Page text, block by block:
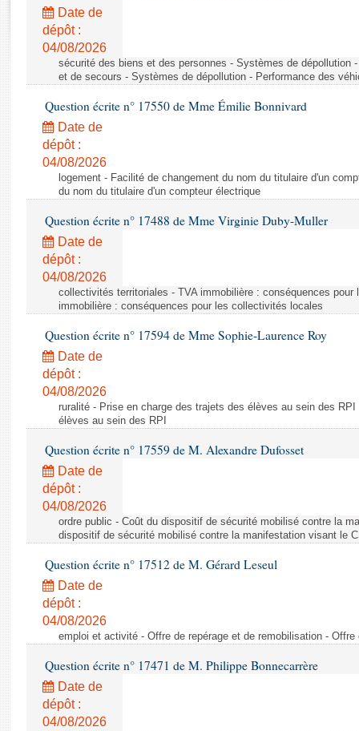
Rapports législatifs
Rapports sur l'application des lois
Baromètre de l’application des lois
Dossiers législatifs
Budget et sécurité sociale
Questions écrites et orales
Comptes rendus des débats
Date de
dépôt :
04/08/2026
sécurité des biens et des personnes - Systèmes de dépollution
et de secours - Systèmes de dépollution - Performance des
Question écrite n° 17550 de Mme Émilie Bonnivard
Date de
dépôt :
04/08/2026
logement - Facilité de changement du nom du titulaire d'un
du nom du titulaire d'un compteur électrique
Question écrite n° 17488 de Mme Virginie Duby-Muller
Date de
dépôt :
04/08/2026
collectivités territoriales - TVA immobilière : conséquences
immobilière : conséquences pour les collectivités locales
Question écrite n° 17594 de Mme Sophie-Laurence Roy
Date de
dépôt :
04/08/2026
ruralité - Prise en charge des trajets des élèves au sein des
élèves au sein des RPI
Question écrite n° 17559 de M. Alexandre Dufosset
Date de
dépôt :
04/08/2026
ordre public - Coût du dispositif de sécurité mobilisé contre la
dispositif de sécurité mobilisé contre la manifestation visant le
Question écrite n° 17512 de M. Gérard Leseul
Date de
dépôt :
04/08/2026
emploi et activité - Offre de repérage et de remobilisation -
Question écrite n° 17471 de M. Philippe Bonnecarrère
Date de
dépôt :
04/08/2026